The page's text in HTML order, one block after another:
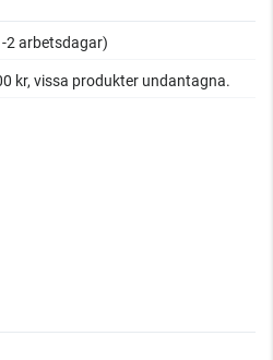
2 arbetsdagar)
kr, vissa produkter undantagna.